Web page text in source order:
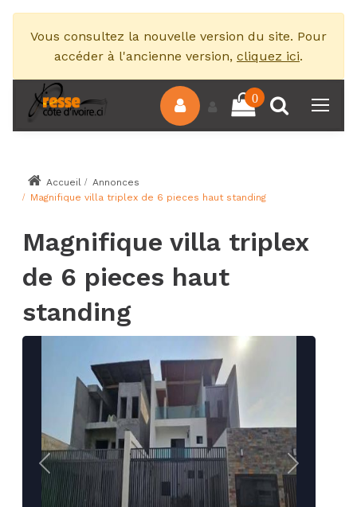
Vous consultez la nouvelle version du site. Pour
accéder à l'ancienne version, cliquez ici.
0
Accueil
Annonces
Magnifique villa triplex de 6 pieces haut standing
Magnifique villa triplex
de 6 pieces haut
standing
Previous Next